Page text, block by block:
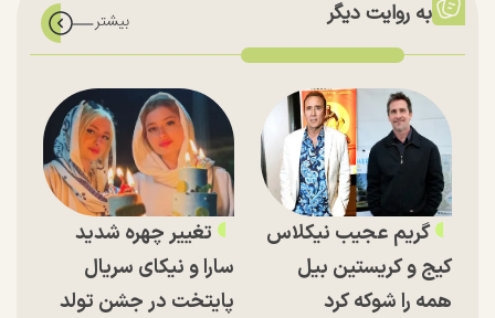
به روایت دیگر
گریم عجیب نیکلاس
کیج و کریستین بیل
همه را شوکه کرد
تغییر چهره شدید
سارا و نیکای سریال
پایتخت در جشن تولد